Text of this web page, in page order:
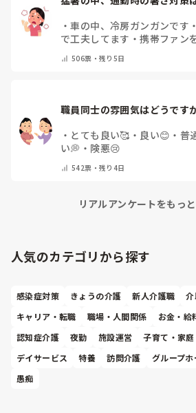
・車の中、冷房ガンガンです ・
で工夫してます ・携帯ファン
ん ・その他（コメントで教え
506票・残り5日
職員同士の雰囲気はどうです
・ とても良い🥰 ・ 良い😊 ・ 普
い💭 ・ 険悪😢
542票・残り4日
リアルアンケートをもっ
人気のカテゴリから探す
感染症対策 きょうの介護 新人介護職
キャリア・転職
職場・人間関係 お金・給
認知症介護
夜勤 施設運営 子育て・家庭
デイサービス
特養 訪問介護 グループホ
愚痴